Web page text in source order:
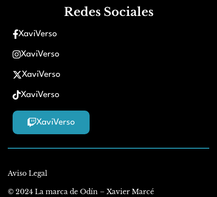
Redes Sociales
XaviVerso
XaviVerso
XaviVerso
XaviVerso
XaviVerso
Aviso Legal
© 2024 La marca de Odín – Xavier Marcé